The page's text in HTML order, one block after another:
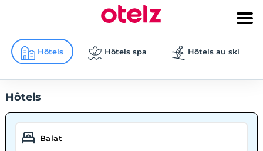
Hôtels Hôtels spa Hôtels au ski
Hôtels